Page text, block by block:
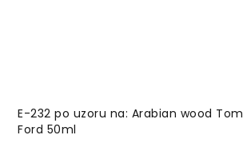
E-232 po uzoru na: Arabian wood Tom
Ford 50ml